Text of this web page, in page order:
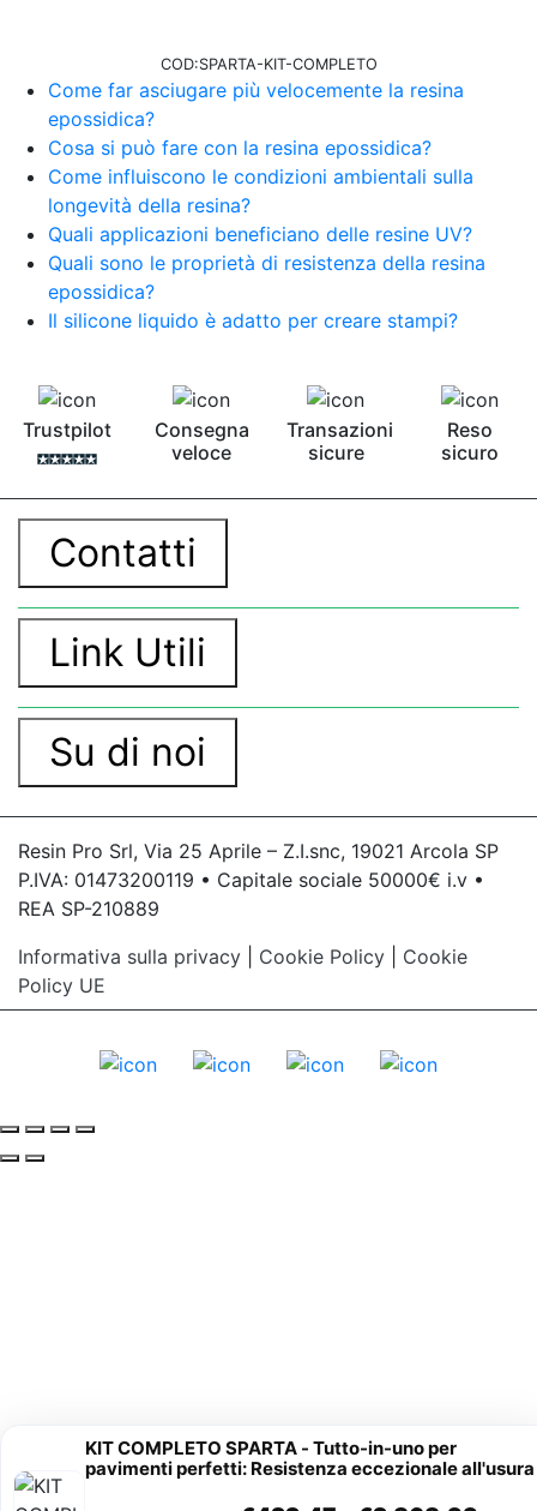
COD:SPARTA-KIT-COMPLETO
KIT COMPLETO SPARTA - Tutto-in-uno per
pavimenti perfetti: Resistenza eccezionale all'usura
Come far asciugare più velocemente la resina
epossidica?
Cosa si può fare con la resina epossidica?
Come influiscono le condizioni ambientali sulla
longevità della resina?
Quali applicazioni beneficiano delle resine UV?
Quali sono le proprietà di resistenza della resina
epossidica?
Il silicone liquido è adatto per creare stampi?
Trustpilot
Consegna
veloce
Transazioni
sicure
Reso
sicuro
Contatti
Link Utili
Su di noi
Resin Pro Srl, Via 25 Aprile – Z.I.snc, 19021 Arcola SP
P.IVA: 01473200119 • Capitale sociale 50000€ i.v •
REA SP-210889
Informativa sulla privacy
Cookie Policy
Cookie
Policy UE